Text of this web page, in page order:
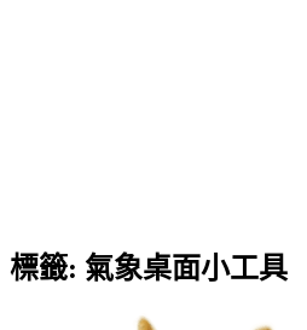
標籤: 氣象桌面小工具